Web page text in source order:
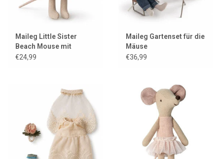
Maileg Little Sister
Beach Mouse mit
Schwimmring
€24,99
Maileg Gartenset für die
Mäuse
€36,99